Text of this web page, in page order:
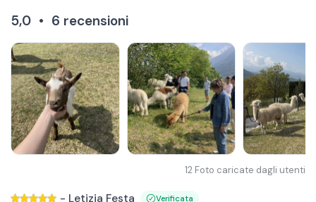
5,0 • 6 recensioni
12 Foto caricate dagli utenti
- Letizia Festa Verificata